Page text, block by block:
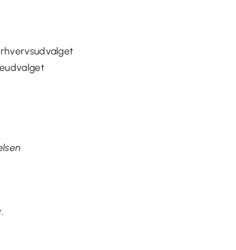
og Erhvervsudvalget